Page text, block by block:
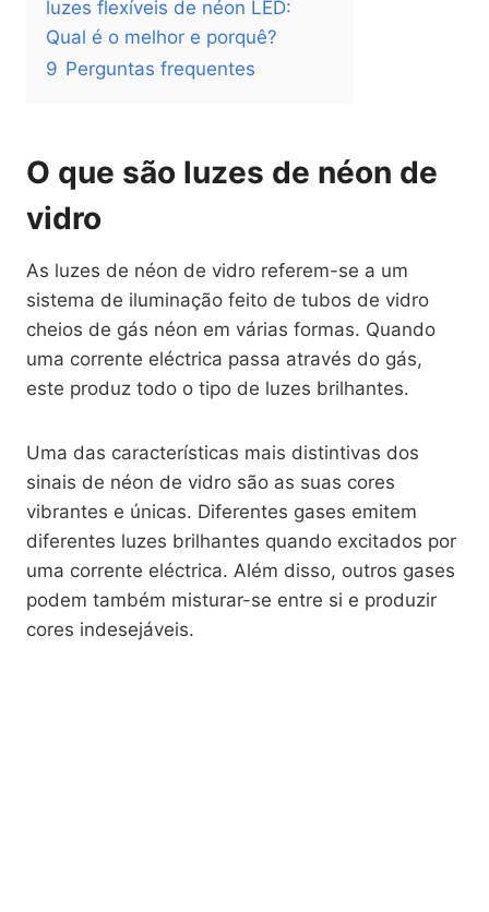
luzes flexíveis de néon LED:
Qual é o melhor e porquê?
9 Perguntas frequentes
O que são luzes de néon de
vidro
As luzes de néon de vidro referem-se a um
sistema de iluminação feito de tubos de vidro
cheios de gás néon em várias formas. Quando
uma corrente eléctrica passa através do gás,
este produz todo o tipo de luzes brilhantes.
Uma das características mais distintivas dos
sinais de néon de vidro são as suas cores
vibrantes e únicas. Diferentes gases emitem
diferentes luzes brilhantes quando excitados por
uma corrente eléctrica. Além disso, outros gases
podem também misturar-se entre si e produzir
cores indesejáveis.